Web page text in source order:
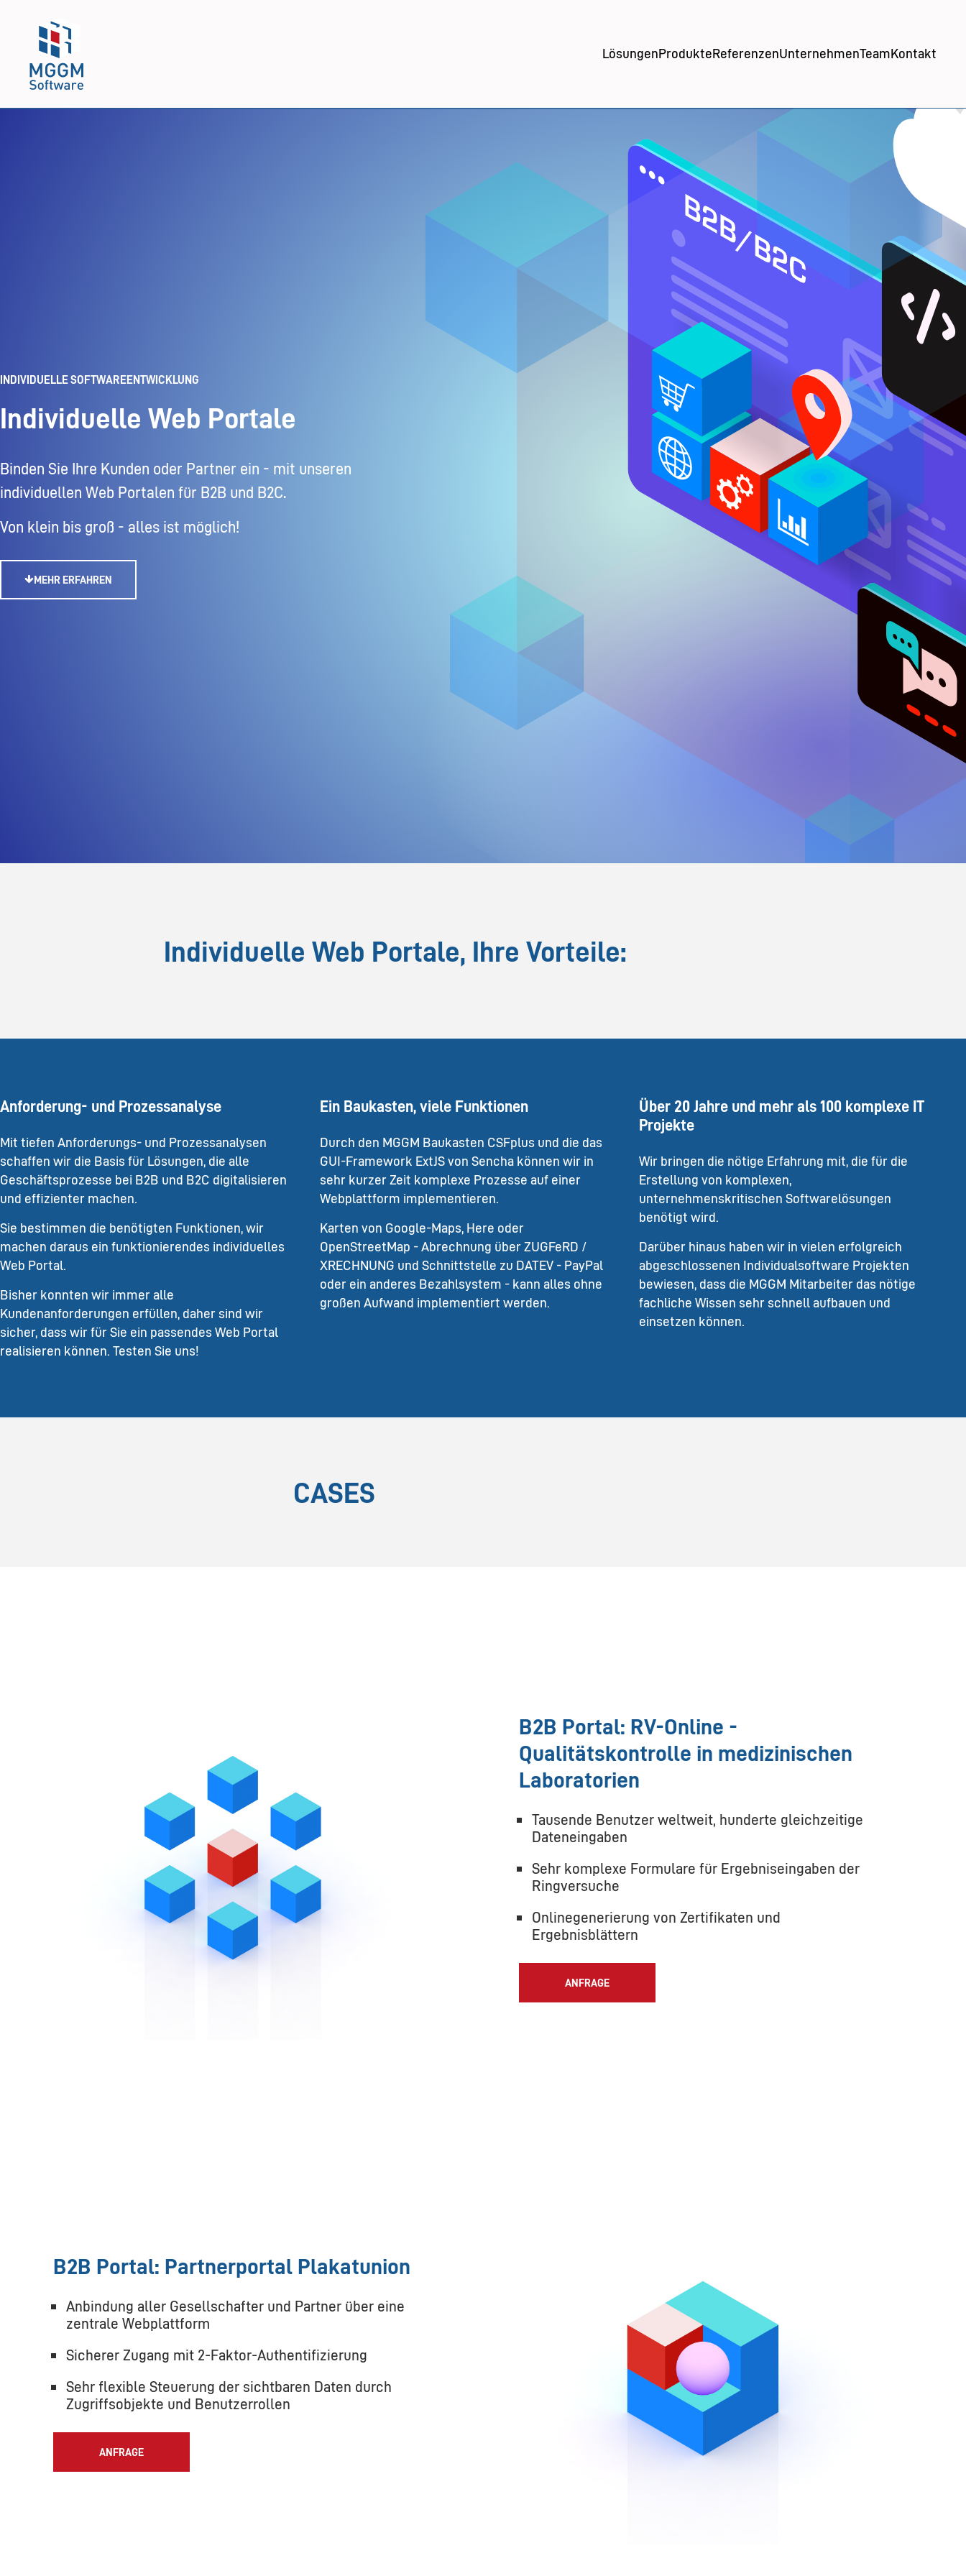
LösungenProdukteReferenzenUnternehmenTeamKontakt
INDIVIDUELLE SOFTWAREENTWICKLUNG
Individuelle Web Portale
Binden Sie Ihre Kunden oder Partner ein - mit unseren
individuellen Web Portalen für B2B und B2C.
Von klein bis groß - alles ist möglich!
MEHR ERFAHREN
Individuelle Web Portale, Ihre Vorteile:
Anforderung- und Prozessanalyse
Mit tiefen Anforderungs- und Prozessanalysen
schaffen wir die Basis für Lösungen, die alle
Geschäftsprozesse bei B2B und B2C digitalisieren
und effizienter machen.
Sie bestimmen die benötigten Funktionen, wir
machen daraus ein funktionierendes individuelles
Web Portal.
Bisher konnten wir immer alle
Kundenanforderungen erfüllen, daher sind wir
sicher, dass wir für Sie ein passendes Web Portal
realisieren können. Testen Sie uns!
Ein Baukasten, viele Funktionen
Durch den MGGM Baukasten CSFplus und die das
GUI-Framework ExtJS von Sencha können wir in
sehr kurzer Zeit komplexe Prozesse auf einer
Webplattform implementieren.
Karten von Google-Maps, Here oder
OpenStreetMap - Abrechnung über ZUGFeRD /
XRECHNUNG und Schnittstelle zu DATEV - PayPal
oder ein anderes Bezahlsystem - kann alles ohne
großen Aufwand implementiert werden.
Über 20 Jahre und mehr als 100 komplexe IT
Projekte
Wir bringen die nötige Erfahrung mit, die für die
Erstellung von komplexen,
unternehmenskritischen Softwarelösungen
benötigt wird.
Darüber hinaus haben wir in vielen erfolgreich
abgeschlossenen Individualsoftware Projekten
bewiesen, dass die MGGM Mitarbeiter das nötige
fachliche Wissen sehr schnell aufbauen und
einsetzen können.
CASES
B2B Portal: RV-Online -
Qualitätskontrolle in medizinischen
Laboratorien
Tausende Benutzer weltweit, hunderte gleichzeitige
Dateneingaben
Sehr komplexe Formulare für Ergebniseingaben der
Ringversuche
Onlinegenerierung von Zertifikaten und
Ergebnisblättern
ANFRAGE
B2B Portal: Partnerportal Plakatunion
Anbindung aller Gesellschafter und Partner über eine
zentrale Webplattform
Sicherer Zugang mit 2-Faktor-Authentifizierung
Sehr flexible Steuerung der sichtbaren Daten durch
Zugriffsobjekte und Benutzerrollen
ANFRAGE